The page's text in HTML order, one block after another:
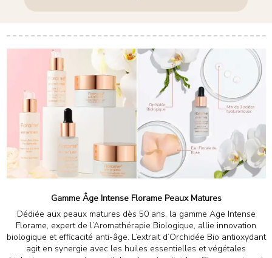
Gamme Âge Intense Florame Peaux Matures
Dédiée aux peaux matures dès 50 ans, la gamme Age Intense
Florame, expert de l’Aromathérapie Biologique, allie innovation
biologique et efficacité anti-âge. L’extrait d’Orchidée Bio antioxydant
agit en synergie avec les huiles essentielles et végétales